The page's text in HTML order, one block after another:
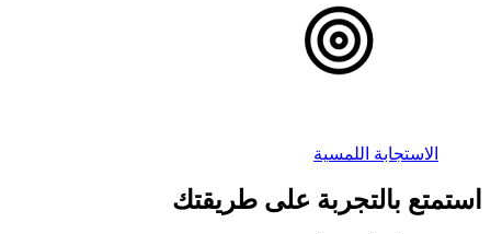
الاستجابة اللمسية
استمتع بالتجربة على طريقتك